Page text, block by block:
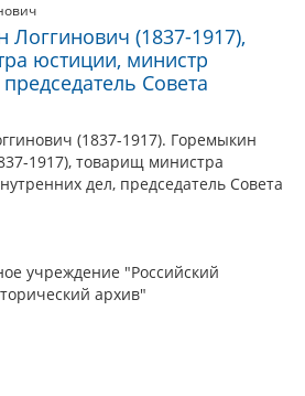
(1837-1917),
юстиции, министр
Совета
(1837-1917). Горемыкин
1917), товарищ министра
дел, председатель Совета
учреждение "Российский
архив"